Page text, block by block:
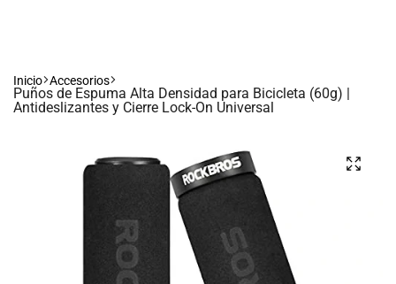
Inicio Accesorios
Puños de Espuma Alta Densidad para Bicicleta (60g) |
Antideslizantes y Cierre Lock-On Universal